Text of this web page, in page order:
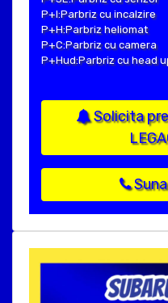
P+I:Parbriz cu incalzire
P+H:Parbriz heliomat
P+C:Parbriz cu camera
P+Hud:Parbriz cu head
Solicita